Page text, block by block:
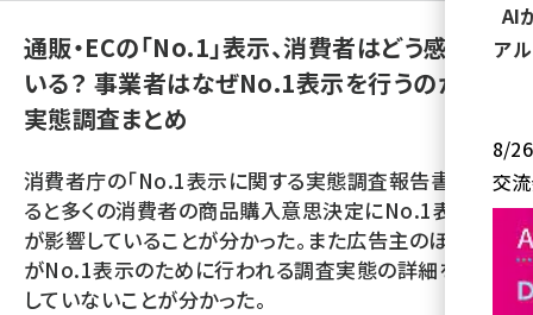
amazon (2247)
楽天 (1871)
ecbeing (1207)
アスクル (1119)
通販・ECの「No.1」表示、消費者はどう感じて
いる？ 事業者はなぜNo.1表示を行うのか？
実態調査まとめ
消費者庁の「No.1表示に関する実態調査報告書」によ
ると多くの消費者の商品購入意思決定にNo.1表示類
が影響していることが分かった。また広告主のほとんど
がNo.1表示のために行われる調査実態の詳細を把握
していないことが分かった。
AI
ア
8/26
交